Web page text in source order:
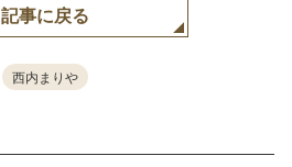
記事に戻る
西内まりや